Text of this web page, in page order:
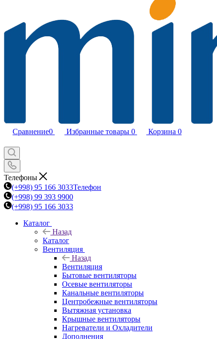
Сравнение0 Избранные товары 0 Корзина 0
Телефоны
(+998) 95 166 3033Телефон
(+998) 99 393 9900
(+998) 95 166 3033
Каталог
Назад
Каталог
Вентиляция
Назад
Вентиляция
Бытовые вентиляторы
Осевые вентиляторы
Канальные вентиляторы
Центробежные вентиляторы
Вытяжная установка
Крышные вентиляторы
Нагреватели и Охладители
Дополнения